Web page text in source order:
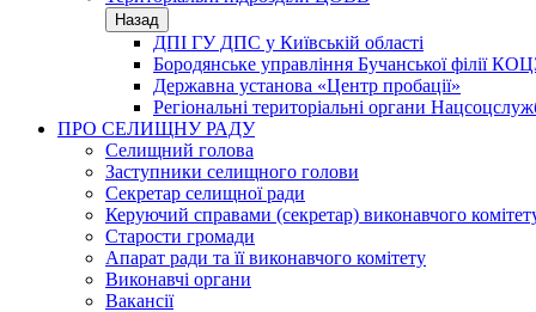
Назад
ДПІ ГУ ДПС у Київській області
Бородянське управління Бучанської філії
Державна установа «Центр пробації»
Регіональні територіальні органи
ПРО СЕЛИЩНУ РАДУ
Селищний голова
Заступники селищного голови
Секретар селищної ради
Керуючий справами (секретар) виконавчого
Старости громади
Апарат ради та її виконавчого комітету
Виконавчі органи
Вакансії